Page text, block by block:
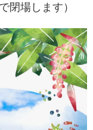
閉場します）